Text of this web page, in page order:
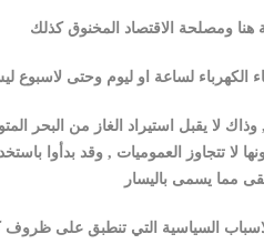
, وذاك لا يقبل استيراد الغاز من
لا تتجاوز العموميات , وقد بدأوا
الاسباب السياسية التي تنطبق على